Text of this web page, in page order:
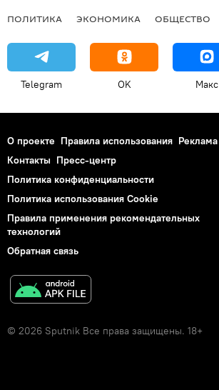
ПОЛИТИКА ЭКОНОМИКА ОБЩЕСТВО
Telegram OK Макс
О проекте Правила использования Реклама
Контакты Пресс-центр
Политика конфиденциальности
Политика использования Cookie
Правила применения рекомендательных
технологий
Обратная связь
© 2026 Sputnik Все права защищены. 18+